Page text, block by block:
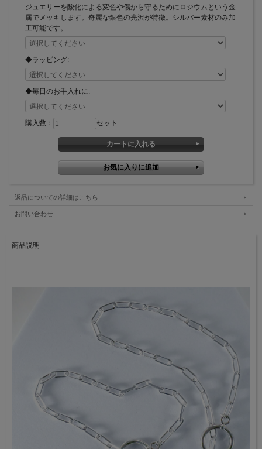
ジュエリーを酸化による変色や傷から守るためにロジウムという金
属でメッキします。奇麗な銀色の光沢が特徴。シルバー素材のみ加
工可能です。
◆ラッピング:
◆毎日のお手入れに:
購入数： セット
返品についての詳細はこちら
お問い合わせ
商品説明